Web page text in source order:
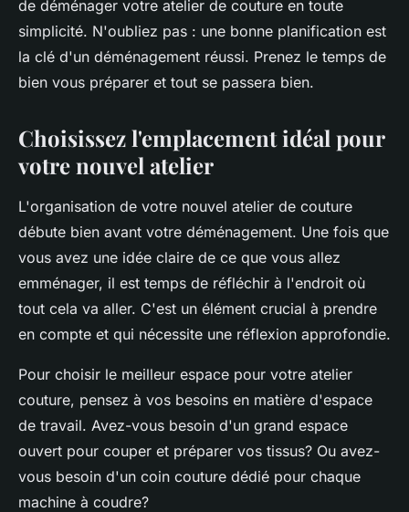
de déménager votre atelier de couture en toute
simplicité. N'oubliez pas : une bonne planification est
la clé d'un déménagement réussi. Prenez le temps de
bien vous préparer et tout se passera bien.
Choisissez l'emplacement idéal pour
votre nouvel atelier
L'organisation de votre nouvel atelier de couture
débute bien avant votre déménagement. Une fois que
vous avez une idée claire de ce que vous allez
emménager, il est temps de réfléchir à l'endroit où
tout cela va aller. C'est un élément crucial à prendre
en compte et qui nécessite une réflexion approfondie.
Pour choisir le meilleur espace pour votre atelier
couture, pensez à vos besoins en matière d'espace
de travail. Avez-vous besoin d'un grand espace
ouvert pour couper et préparer vos tissus? Ou avez-
vous besoin d'un coin couture dédié pour chaque
machine à coudre?